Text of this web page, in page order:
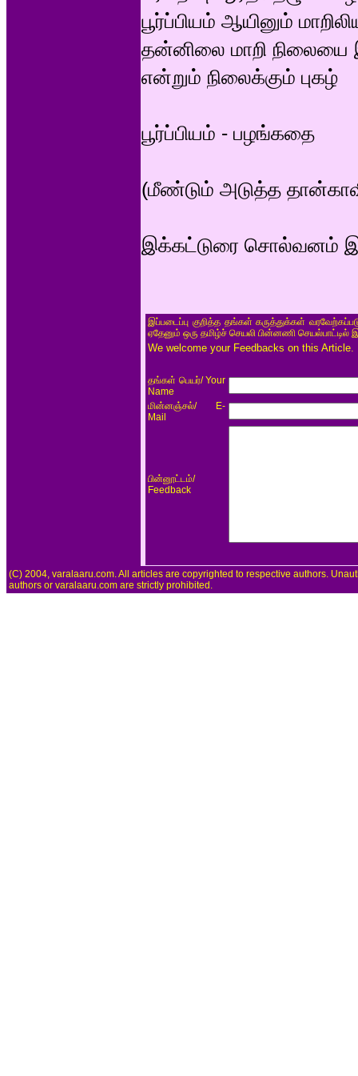
பூர்ப்பியம் ஆயினும்
தன்னிலை மாறி நிலையை
என்றும் நிலைக்கும் புகழ்
பூர்ப்பியம் - பழங்கதை
(மீண்டும் அடுத்த
இக்கட்டுரை சொல்வனம்
இப்படைப்பு குறித்த தங்கள் கருத்துக்கள்
ஏதேனும் ஒரு தமிழ்ச் செயலி பின்னணி செயல்பாட்டில்
We welcome your Feedbacks on this
தங்கள் பெயர்/ Your
Name
மின்னஞ்சல்/ E-
Mail
பின்னூட்டம்/
Feedback
(C) 2004, varalaaru.com. All articles are copyrighted to respective authors.
authors or varalaaru.com are strictly prohibited.